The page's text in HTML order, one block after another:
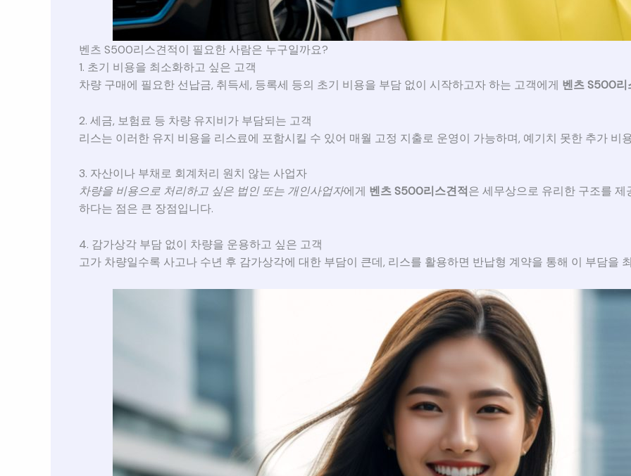
벤츠 S500리스견적이 필요한 사람은 누구일까요?
1. 초기 비용을 최소화하고 싶은 고객
차량 구매에 필요한 선납금, 취득세, 등록세 등의 초기 비용을 부담 없이 시작하고자 하는 고객에게 벤츠 S500리
2. 세금, 보험료 등 차량 유지비가 부담되는 고객
리스는 이러한 유지 비용을 리스료에 포함시킬 수 있어 매월 고정 지출로 운영이 가능하며, 예기치 못한 추가 비
3. 자산이나 부채로 회계처리 원치 않는 사업자
차량을 비용으로 처리하고 싶은 법인 또는 개인사업자에게 벤츠 S500리스견적은 세무상으로 유리한 구조를
하다는 점은 큰 장점입니다.
4. 감가상각 부담 없이 차량을 운용하고 싶은 고객
고가 차량일수록 사고나 수년 후 감가상각에 대한 부담이 큰데, 리스를 활용하면 반납형 계약을 통해 이 부담을